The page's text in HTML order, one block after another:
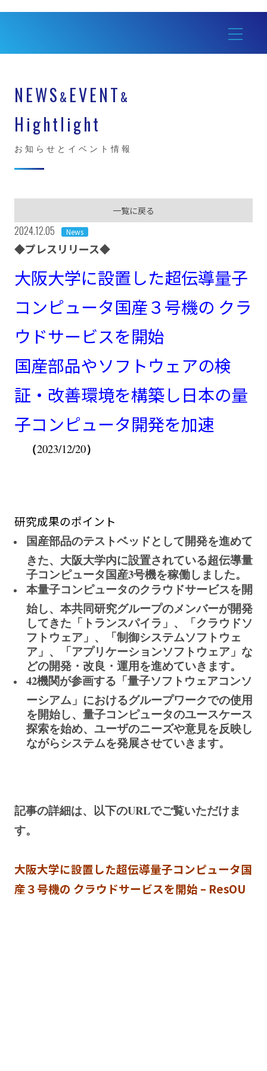
NEWS & EVENT &
Hightlight
お知らせとイベント情報
一覧に戻る
2024.12.05 News
◆プレスリリース◆
大阪大学に設置した超伝導量子
コンピュータ国産３号機の クラ
ウドサービスを開始
国産部品やソフトウェアの検
証・改善環境を構築し日本の量
子コンピュータ開発を加速
（2023/12/20）
研究成果のポイント
国産部品のテストベッドとして開発を進めて
きた、大阪大学内に設置されている超伝導量
子コンピュータ国産3号機を稼働しました。
本量子コンピュータのクラウドサービスを開
始し、本共同研究グループのメンバーが開発
してきた「トランスパイラ」、「クラウドソ
フトウェア」、「制御システムソフトウェ
ア」、「アプリケーションソフトウェア」な
どの開発・改良・運用を進めていきます。
42機関が参画する「量子ソフトウェアコンソ
ーシアム」におけるグループワークでの使用
を開始し、量子コンピュータのユースケース
探索を始め、ユーザのニーズや意見を反映し
ながらシステムを発展させていきます。
記事の詳細は、以下のURLでご覧いただけま
す。
大阪大学に設置した超伝導量子コンピュータ国
産３号機の クラウドサービスを開始 – ResOU